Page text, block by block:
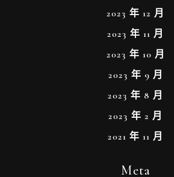
2023 年 12 月
2023 年 11 月
2023 年 10 月
2023 年 9 月
2023 年 8 月
2023 年 2 月
2021 年 11 月
Meta